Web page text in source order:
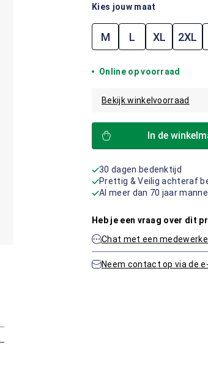
Kies jouw maat
M L XL 2XL
Online op voorraad
Bekijk winkelvoorraad
In de
30 dagen bedenktijd
Prettig & Veilig achteraf
Al meer dan 70 jaar
Heb je een vraag over dit
Chat met een
Neem contact op via de